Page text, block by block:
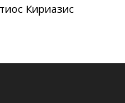
Кириазис